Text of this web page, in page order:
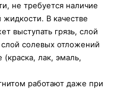
не требуется наличие
жидкости. В качестве
выступать грязь, слой
солевых отложений
лак, эмаль,
работают даже при